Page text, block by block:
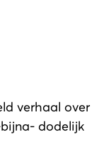
verhaal over
dodelijk